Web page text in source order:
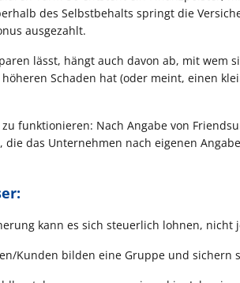
des Selbstbehalts springt die
ausgezahlt.
lässt, hängt auch davon ab, mit wem
Schaden hat (oder meint, einen
funktionieren: Nach Angabe von
das Unternehmen nach eigenen
kann es sich steuerlich lohnen,
Kunden bilden eine Gruppe und sichern